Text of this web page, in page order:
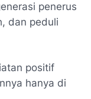
penerus
dan peduli
positif
hanya di